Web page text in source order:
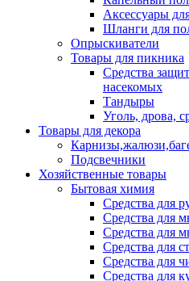
Аксессуары
Шланги для
Опрыскиватели
Товары для пикника
Средства
насекомых
Тандыры
Уголь, дрова,
Товары для декора
Подсвечники
Хозяйственные товары
Бытовая химия
Средства для
Средства для
Средства для
Средства для
Средства для
Средства для